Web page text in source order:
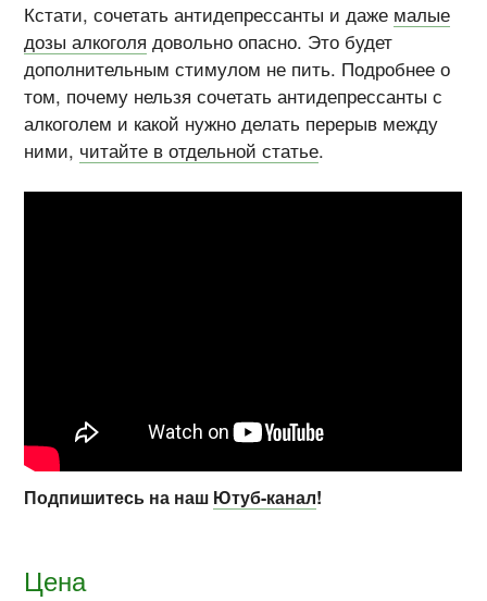
Кстати, сочетать антидепрессанты и даже малые
дозы алкоголя довольно опасно. Это будет
дополнительным стимулом не пить. Подробнее о
том, почему нельзя сочетать антидепрессанты с
алкоголем и какой нужно делать перерыв между
ними, читайте в отдельной статье.
Подпишитесь на наш Ютуб-канал!
Цена